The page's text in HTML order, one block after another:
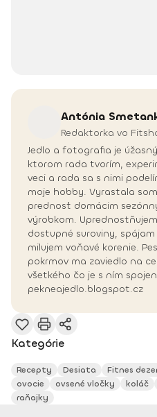
Antónia
Redaktorka vo
Jedlo a fotografia je
ktorom rada tvorím,
veci a rada sa s nimi
moje hobby. Vyrastala
prednosť domácim
výrobkom.
dostupné suroviny,
milujem voňavé korenie.
pokrmov ma zaviedlo na
všetkého čo je s ním
pekneajedlo.blogspot.cz
Kategórie
Recepty Desiata Fitnes
ovocie
ovsené vločky koláč
raňajky